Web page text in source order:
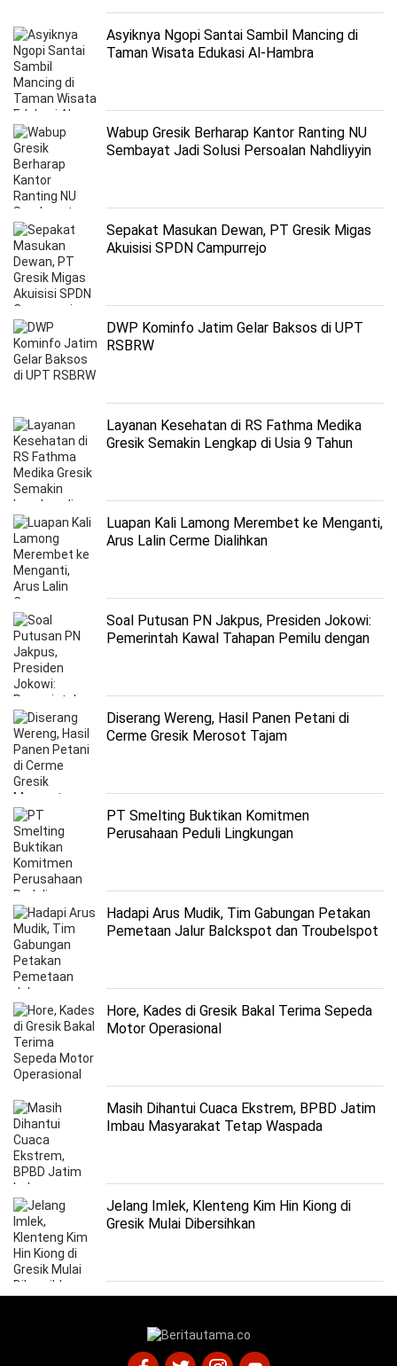
Asyiknya Ngopi Santai Sambil Mancing di
Taman Wisata Edukasi Al-Hambra
Wabup Gresik Berharap Kantor Ranting NU
Sembayat Jadi Solusi Persoalan Nahdliyyin
Sepakat Masukan Dewan, PT Gresik Migas
Akuisisi SPDN Campurrejo
DWP Kominfo Jatim Gelar Baksos di UPT
RSBRW
Layanan Kesehatan di RS Fathma Medika
Gresik Semakin Lengkap di Usia 9 Tahun
Luapan Kali Lamong Merembet ke Menganti,
Arus Lalin Cerme Dialihkan
Soal Putusan PN Jakpus, Presiden Jokowi:
Pemerintah Kawal Tahapan Pemilu dengan
Diserang Wereng, Hasil Panen Petani di
Cerme Gresik Merosot Tajam
PT Smelting Buktikan Komitmen
Perusahaan Peduli Lingkungan
Hadapi Arus Mudik, Tim Gabungan Petakan
Pemetaan Jalur Balckspot dan Troubelspot
Hore, Kades di Gresik Bakal Terima Sepeda
Motor Operasional
Masih Dihantui Cuaca Ekstrem, BPBD Jatim
Imbau Masyarakat Tetap Waspada
Jelang Imlek, Klenteng Kim Hin Kiong di
Gresik Mulai Dibersihkan